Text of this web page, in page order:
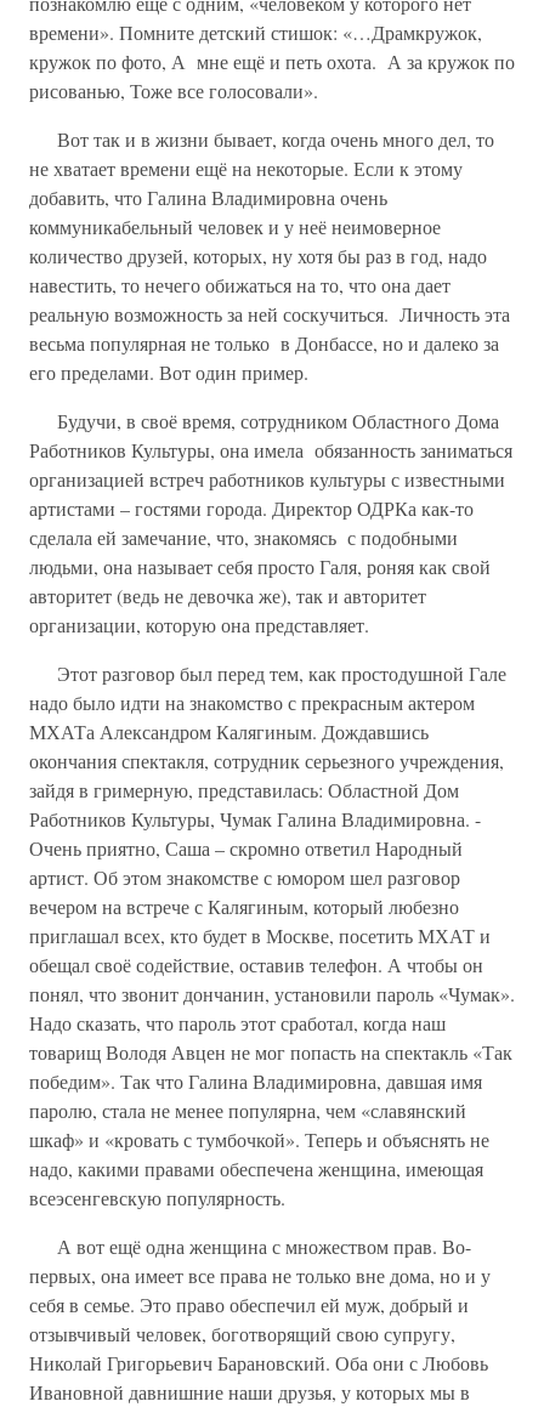
времени». Помните детский стишок: «…Драмкружок,
кружок по фото, А мне ещё и петь охота. А за кружок по
рисованью, Тоже все голосовали».
Вот так и в жизни бывает, когда очень много дел, то
не хватает времени ещё на некоторые. Если к этому
добавить, что Галина Владимировна очень
коммуникабельный человек и у неё неимоверное
количество друзей, которых, ну хотя бы раз в год, надо
навестить, то нечего обижаться на то, что она дает
реальную возможность за ней соскучиться. Личность эта
весьма популярная не только в Донбассе, но и далеко за
его пределами. Вот один пример.
Будучи, в своё время, сотрудником Областного Дома
Работников Культуры, она имела обязанность заниматься
организацией встреч работников культуры с известными
артистами – гостями города. Директор ОДРКа как-то
сделала ей замечание, что, знакомясь с подобными
людьми, она называет себя просто Галя, роняя как свой
авторитет (ведь не девочка же), так и авторитет
организации, которую она представляет.
Этот разговор был перед тем, как простодушной Гале
надо было идти на знакомство с прекрасным актером
МХАТа Александром Калягиным. Дождавшись
окончания спектакля, сотрудник серьезного учреждения,
зайдя в гримерную, представилась: Областной Дом
Работников Культуры, Чумак Галина Владимировна. -
Очень приятно, Саша – скромно ответил Народный
артист. Об этом знакомстве с юмором шел разговор
вечером на встрече с Калягиным, который любезно
приглашал всех, кто будет в Москве, посетить МХАТ и
обещал своё содействие, оставив телефон. А чтобы он
понял, что звонит дончанин, установили пароль «Чумак».
Надо сказать, что пароль этот сработал, когда наш
товарищ Володя Авцен не мог попасть на спектакль «Так
победим». Так что Галина Владимировна, давшая имя
паролю, стала не менее популярна, чем «славянский
шкаф» и «кровать с тумбочкой». Теперь и объяснять не
надо, какими правами обеспечена женщина, имеющая
всеэсенгевскую популярность.
А вот ещё одна женщина с множеством прав. Во-
первых, она имеет все права не только вне дома, но и у
себя в семье. Это право обеспечил ей муж, добрый и
отзывчивый человек, боготворящий свою супругу,
Николай Григорьевич Барановский. Оба они с Любовь
Ивановной давнишние наши друзья, у которых мы в